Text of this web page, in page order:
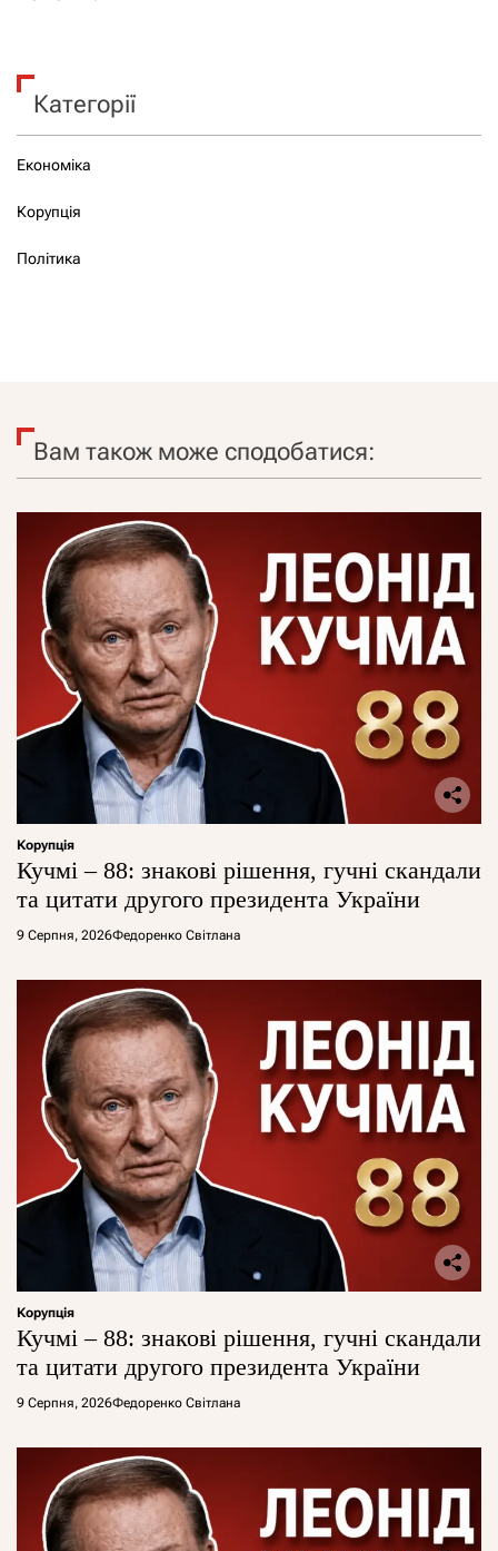
Категорії
Економіка
Корупція
Політика
Вам також може сподобатися:
Корупція
Кучмі – 88: знакові рішення, гучні скандали
та цитати другого президента України
9 Серпня, 2026Федоренко Світлана
Корупція
Кучмі – 88: знакові рішення, гучні скандали
та цитати другого президента України
9 Серпня, 2026Федоренко Світлана